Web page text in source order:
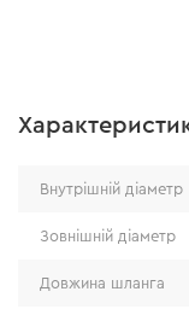
Внутрішній діаметр
Зовнішній діаметр
Довжина шланга